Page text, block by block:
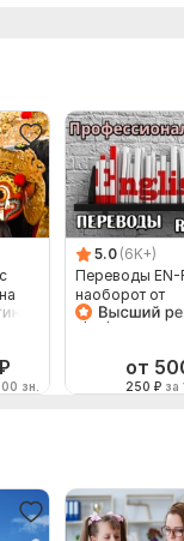
зн.
5.0 (6K+)
Переводы EN-
наоборот от
от
250 ₽ за